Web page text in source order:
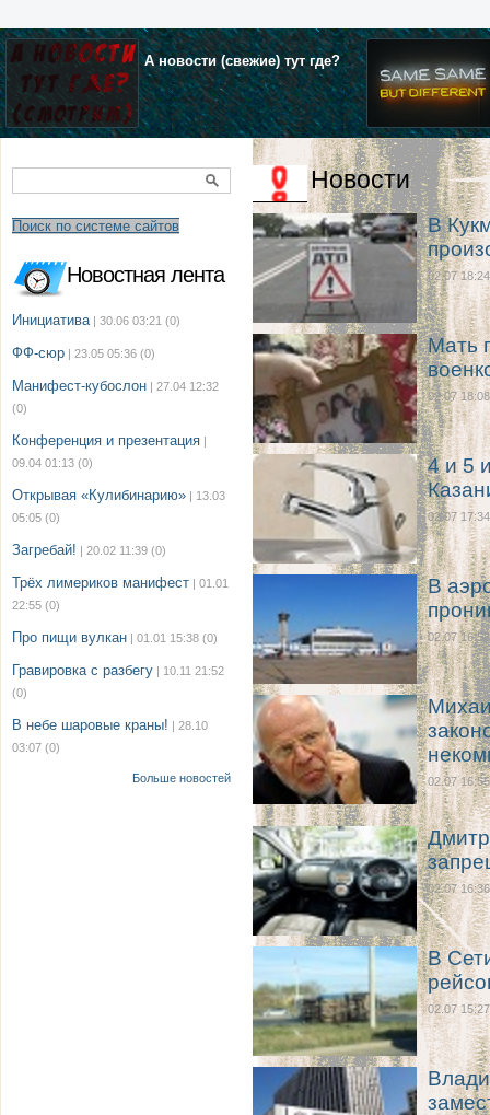
А новости (свежие) тут где?
Поиск по системе сайтов
Новостная лента
Инициатива | 30.06 03:21 (0)
ФФ-сюр | 23.05 05:36 (0)
Манифест-кубослон | 27.04 12:32
(0)
Конференция и презентация |
09.04 01:13 (0)
Открывая «Кулибинарию» | 13.03
05:05 (0)
Загребай! | 20.02 11:39 (0)
Трёх лимериков манифест | 01.01
22:55 (0)
Про пищи вулкан | 01.01 15:38 (0)
Гравировка с разбегу | 10.11 21:52
(0)
В небе шаровые краны! | 28.10
03:07 (0)
Больше новостей
Новости
В
02.07 18:24
Мать
02.07 18:08
4 и 5
02.07 17:34
В
02.07 16:58
02.07 16:55
02.07 16:36
В
02.07 15:27